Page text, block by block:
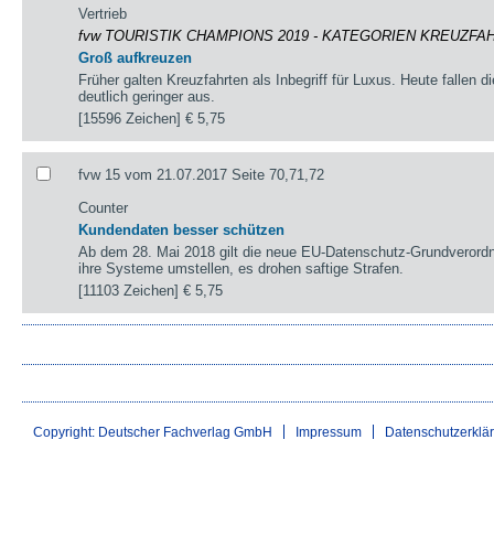
Vertrieb
fvw TOURISTIK CHAMPIONS 2019 - KATEGORIEN
Groß aufkreuzen
Früher galten Kreuzfahrten als Inbegriff für Luxus. Heute fallen
deutlich geringer aus.
[15596 Zeichen]€ 5,75
fvw 15 vom 21.07.2017 Seite 70,71,72
Counter
Kundendaten besser schützen
Ab dem 28. Mai 2018 gilt die neue EU-Datenschutz-
ihre Systeme umstellen, es drohen saftige Strafen.
[11103 Zeichen]€ 5,75
Copyright: Deutscher Fachverlag GmbH Impressum